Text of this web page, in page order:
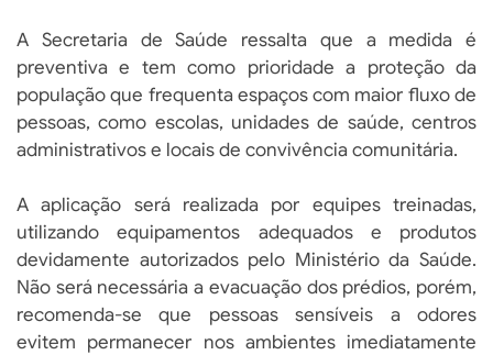
A Secretaria de Saúde ressalta que a medida é
preventiva e tem como prioridade a proteção da
população que frequenta espaços com maior fluxo de
pessoas, como escolas, unidades de saúde, centros
administrativos e locais de convivência comunitária.
A aplicação será realizada por equipes treinadas,
utilizando equipamentos adequados e produtos
devidamente autorizados pelo Ministério da Saúde.
Não será necessária a evacuação dos prédios, porém,
recomenda-se que pessoas sensíveis a odores
evitem permanecer nos ambientes imediatamente